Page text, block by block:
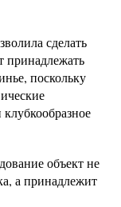
сделать
принадлежать
поскольку
объект не
а принадлежит